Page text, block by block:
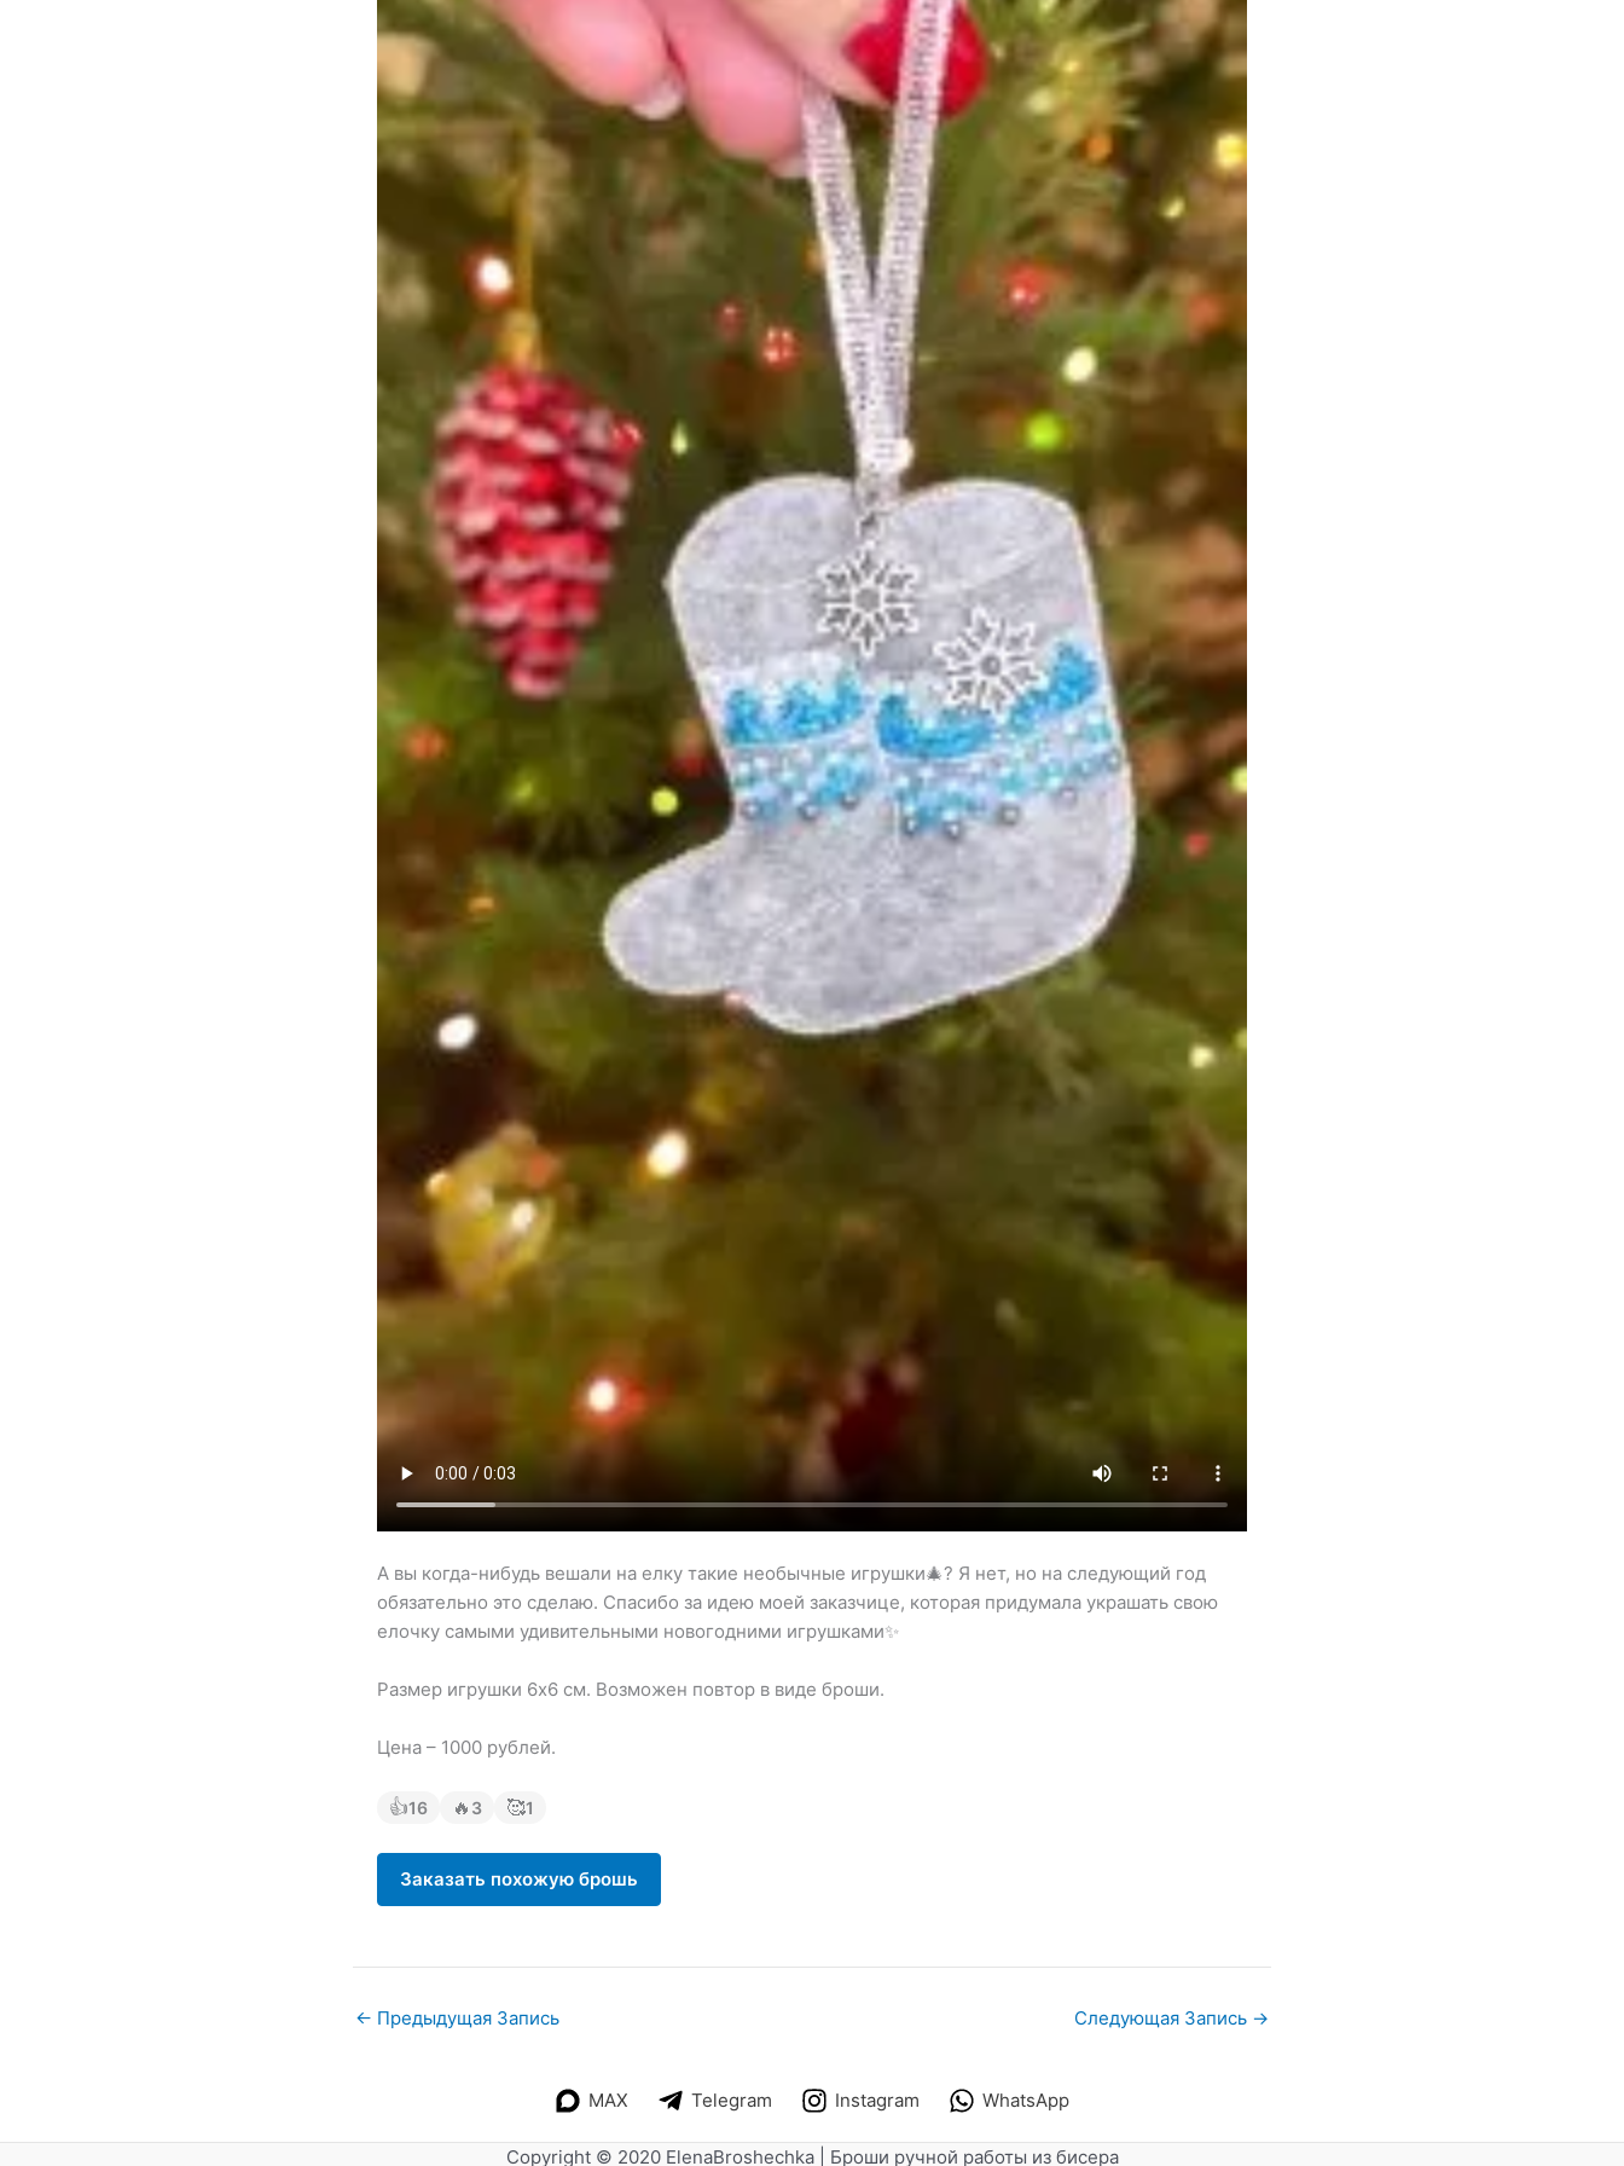
А вы когда-нибудь вешали на елку такие необычные игрушки🎄? Я нет, но на следующий год
обязательно это сделаю. Спасибо за идею моей заказчице, которая придумала украшать свою
елочку самыми удивительными новогодними игрушками✨
Размер игрушки 6х6 см. Возможен повтор в виде броши.
Цена – 1000 рублей.
👍16 🔥 3 🥰1
Заказать похожую брошь
← Предыдущая Запись Следующая Запись →
MAX Telegram Instagram WhatsApp
Copyright © 2020 ElenaBroshechka | Броши ручной работы из бисера